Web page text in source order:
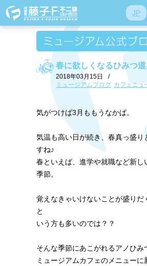
JP
春に欲しくなるひみつ道
2018年03月15日
/
ミュージアムブログ カフェニュ
気がつけば3月ももうなかば。
気温も高い日が続き、春真っ盛り
すね♪
春といえば、進学や就職など新し
季節。
覚えなきゃいけないことが盛りだ
と
いう方も多いのでは？？
そんな季節にあこがれるアノひみ
ミュージアムカフェのメニューに